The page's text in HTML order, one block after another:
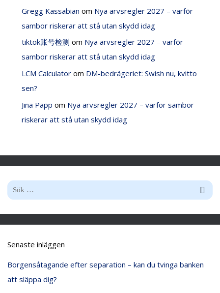
Gregg Kassabian om Nya arvsregler 2027 – varför
sambor riskerar att stå utan skydd idag
tiktok账号检测 om Nya arvsregler 2027 – varför
sambor riskerar att stå utan skydd idag
LCM Calculatorom DM-bedrägeriet: Swish nu, kvitto
sen?
Jina Papp om Nya arvsregler 2027 – varför sambor
riskerar att stå utan skydd idag
t
e
Senaste inläggen
Borgensåtagande efter separation – kan du tvinga banken
att släppa dig?